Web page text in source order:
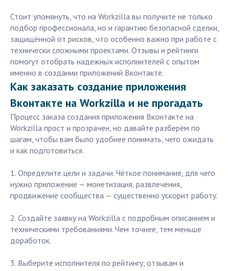
Стоит упомянуть, что на Workzilla вы получите не только
подбор профессионала, но и гарантию безопасной сделки,
защищённой от рисков, что особенно важно при работе с
технически сложными проектами. Отзывы и рейтинги
помогут отобрать надежных исполнителей с опытом
именно в создании приложений Вконтакте.
Как заказать создание приложения
Вконтакте на Workzilla и не прогадать
Процесс заказа создания приложения Вконтакте на
Workzilla прост и прозрачен, но давайте разберём по
шагам, чтобы вам было удобнее понимать, чего ожидать
и как подготовиться.
1. Определите цели и задачи. Чёткое понимание, для чего
нужно приложение — монетизация, развлечения,
продвижение сообщества — существенно ускорит работу.
2. Создайте заявку на Workzilla с подробным описанием и
техническими требованиями. Чем точнее, тем меньше
доработок.
3. Выберите исполнителя по рейтингу, отзывам и